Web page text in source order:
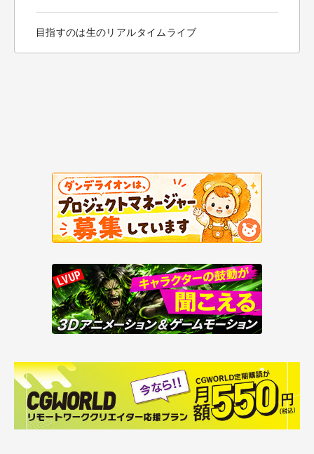
目指すのは生のリアルタイムライブ